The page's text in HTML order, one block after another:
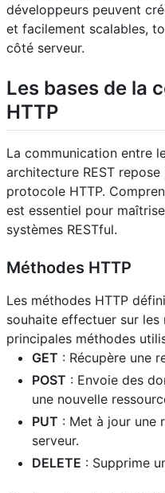
développeurs peuvent
et facilement scalables,
côté serveur.
Les bases de la
HTTP
La communication entre
architecture REST
protocole HTTP.
est essentiel pour
systèmes RESTful.
Méthodes HTTP
Les méthodes HTTP
souhaite effectuer sur les
principales méthodes
GET : Récupère une
POST : Envoie des
une nouvelle
PUT : Met à jour une
serveur.
DELETE : Supprime